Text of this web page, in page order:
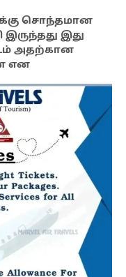
சொந்தமான
இது
அதற்கான
என